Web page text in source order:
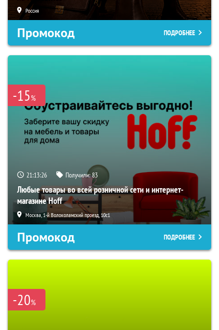
Россия
Промокод ПОДРОБНЕЕ
-15%
21:13:25 Получили:83
Любые товары во всей розничной сети и интернет-
магазине Hoff
Москва, 1-й Волоколамский проезд, 10с1
Промокод ПОДРОБНЕЕ
-20%